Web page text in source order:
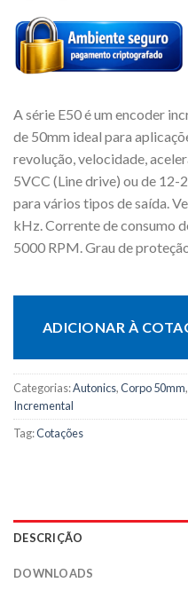
A série E50 é um encoder
de 50mm ideal para
revolução, velocidade,
5VCC (Line drive) ou de 12-
para vários tipos de saída.
kHz. Corrente de consumo
5000 RPM. Grau de
ADICIONAR À
Categorias:Autonics,Corpo 50mm,
Incremental
Tag:Cotações
DESCRIÇÃO
DOWNLOADS